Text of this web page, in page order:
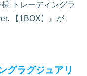
トレーディングラ
【1BOX】』が、
グラグジュアリ